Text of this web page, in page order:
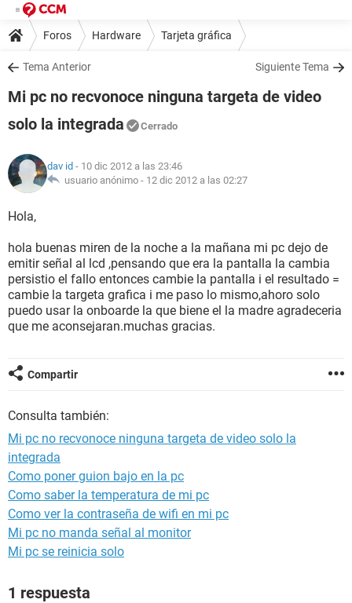
Foros Hardware Tarjeta gráfica
Tema Anterior Siguiente Tema
Mi pc no recvonoce ninguna targeta de video
solo la integrada
Cerrado
dav id - 10 dic 2012 a las 23:46
usuario anónimo - 12 dic 2012 a las 02:27
Hola,
hola buenas miren de la noche a la mañana mi pc dejo de
emitir señal al lcd ,pensando que era la pantalla la cambia
persistio el fallo entonces cambie la pantalla i el resultado =
cambie la targeta grafica i me paso lo mismo,ahoro solo
puedo usar la onboarde la que biene el la madre agradeceria
que me aconsejaran.muchas gracias.
Compartir
Consulta también:
Mi pc no recvonoce ninguna targeta de video solo la
integrada
Como poner guion bajo en la pc
Como saber la temperatura de mi pc
Como ver la contraseña de wifi en mi pc
Mi pc no manda señal al monitor
Mi pc se reinicia solo
1 respuesta